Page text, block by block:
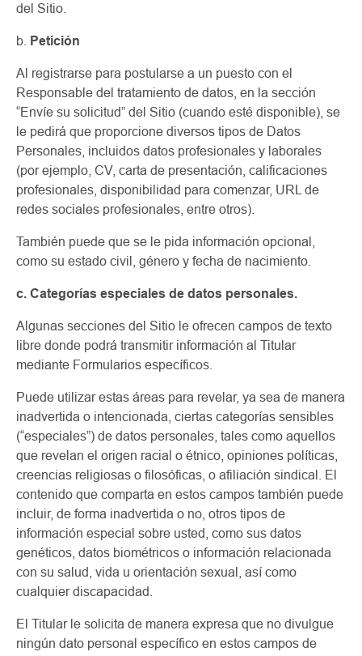
del Sitio.
b. Petición
Al registrarse para postularse a un puesto con el
Responsable del tratamiento de datos, en la sección
“Envíe su solicitud” del Sitio (cuando esté disponible), se
le pedirá que proporcione diversos tipos de Datos
Personales, incluidos datos profesionales y laborales
(por ejemplo, CV, carta de presentación, calificaciones
profesionales, disponibilidad para comenzar, URL de
redes sociales profesionales, entre otros).
También puede que se le pida información opcional,
como su estado civil, género y fecha de nacimiento.
c. Categorías especiales de datos personales.
Algunas secciones del Sitio le ofrecen campos de texto
libre donde podrá transmitir información al Titular
mediante Formularios específicos.
Puede utilizar estas áreas para revelar, ya sea de manera
inadvertida o intencionada, ciertas categorías sensibles
(“especiales”) de datos personales, tales como aquellos
que revelan el origen racial o étnico, opiniones políticas,
creencias religiosas o filosóficas, o afiliación sindical. El
contenido que comparta en estos campos también puede
incluir, de forma inadvertida o no, otros tipos de
información especial sobre usted, como sus datos
genéticos, datos biométricos o información relacionada
con su salud, vida u orientación sexual, así como
cualquier discapacidad.
El Titular le solicita de manera expresa que no divulgue
ningún dato personal específico en estos campos de